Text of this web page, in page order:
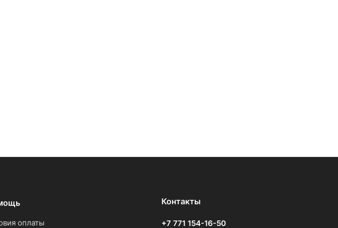
оплаты
Контакты
+7 771 154-16-50